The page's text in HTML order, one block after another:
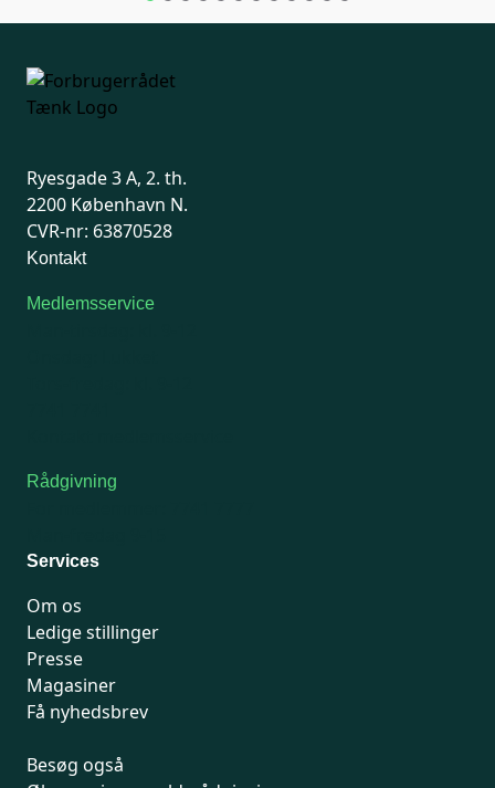
Ryesgade 3 A, 2. th.
2200 København N.
CVR-nr: 63870528
Kontakt
Medlemsservice
Rådgivning
Services
Om os
Ledige stillinger
Presse
Magasiner
Få nyhedsbrev
Besøg også